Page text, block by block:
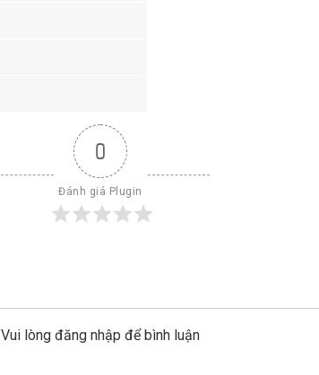
0
Đánh giá Plugin
Vui lòng đăng nhập để bình luận